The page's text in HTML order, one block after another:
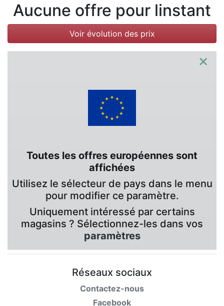
Aucune offre pour linstant
Voir évolution des prix
×
Toutes les offres européennes sont
affichées
Utilisez le sélecteur de pays dans le menu
pour modifier ce paramètre.
Uniquement intéressé par certains
magasins ? Sélectionnez-les dans vos
paramètres
Réseaux sociaux
Contactez-nous
Facebook